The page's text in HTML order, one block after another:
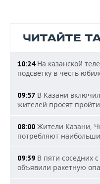
ЧИТАЙТЕ
10:24На казанской
подсветку в честь
09:57 В Казани
жителей просят
08:00 Жители Казани,
потребляют
09:39 В пяти соседних
объявили ракетную